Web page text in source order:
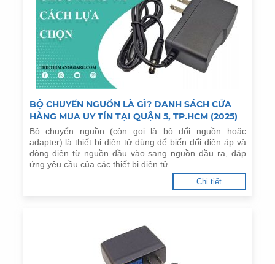
BỘ CHUYỂN NGUỒN LÀ GÌ? DANH SÁCH CỬA
HÀNG MUA UY TÍN TẠI QUẬN 5, TP.HCM (2025)
Bộ chuyển nguồn (còn gọi là bộ đổi nguồn hoặc
adapter) là thiết bị điện tử dùng để biến đổi điện áp và
dòng điện từ nguồn đầu vào sang nguồn đầu ra, đáp
ứng yêu cầu của các thiết bị điện tử.
Chi tiết